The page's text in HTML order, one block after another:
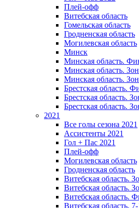
Плей-офф
Витебская область
Гомельская область
Гродненская область
Могилевская область
Минск
Mинская область.
Минская область.
Минская область.
Брестская область.
Брестская область.
Брестская область.
2021
Все голы сезона 2021
Ассистенты 2021
Гол + Пас 2021
Плей-офф
Могилевская область
Гродненская область
Витебская область.
Витебская область.
Витебская область.
Витебская область.